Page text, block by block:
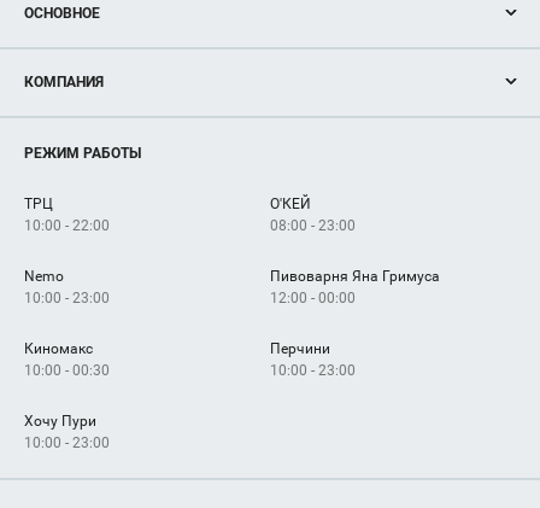
ОСНОВНОЕ
Новости
Магазины
Услуги
КОМПАНИЯ
Рекламодателям
Как добраться
РЕЖИМ РАБОТЫ
ТРЦ
10:00 - 22:00
О'КЕЙ
08:00 - 23:00
Nemo
10:00 - 23:00
Пивоварня Яна Гримуса
12:00 - 00:00
Киномакс
10:00 - 00:30
Перчини
10:00 - 23:00
Хочу Пури
10:00 - 23:00